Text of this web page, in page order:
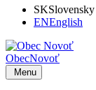
SKSlovensky
ENEnglish
ObecNovoť
Menu